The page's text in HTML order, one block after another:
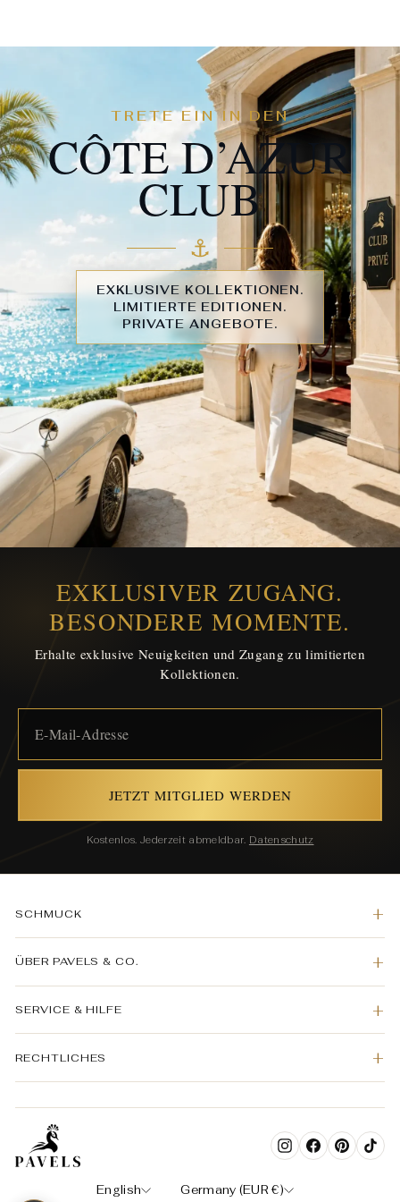
TRETE EIN IN DEN
CÔTE D’AZUR
CLUB
⚓︎
EXKLUSIVE KOLLEKTIONEN.
LIMITIERTE EDITIONEN.
PRIVATE ANGEBOTE.
EXKLUSIVER ZUGANG.
BESONDERE MOMENTE.
Erhalte exklusive Neuigkeiten und Zugang zu limitierten
Kollektionen.
JETZT MITGLIED WERDEN
Kostenlos. Jederzeit abmeldbar. Datenschutz
SCHMUCK
ÜBER PAVELS & CO.
SERVICE & HILFE
RECHTLICHES
LANGUAGE
English CURRENCY
Germany (EUR €)
Instagram
Facebook
Pinterest